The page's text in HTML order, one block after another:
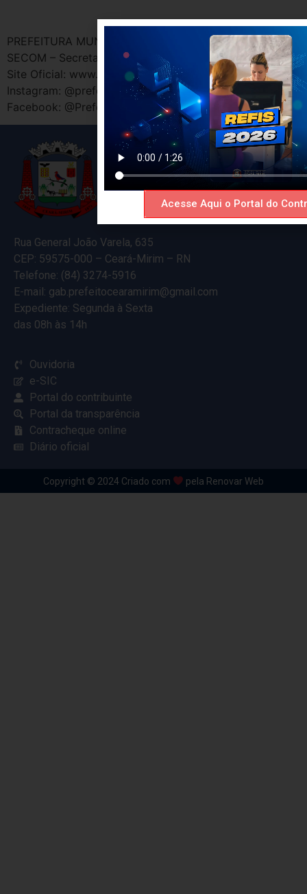
PREFEITURA MUNICIPAL DE CEARÁ-MIRIM / RN
SECOM – Secretaria Municipal de Comunicação Social
Site Oficial: www.cearamirim.rn.gov.br
Instagram: @prefeituracearamirim
Facebook: @PrefeituradeCeará-Mirim
Rua General João Varela, 635
CEP: 59575-000 – Ceará-Mirim – RN
Telefone: (84) 3274-5916
E-mail: gab.prefeitocearamirim@gmail.com
Expediente: Segunda à Sexta
das 08h às 14h
Ouvidoria
e-SIC
Portal do contribuinte
Portal da transparência
Contracheque online
Diário oficial
Copyright © 2024 Criado com pela Renovar Web
Acesse Aqui o Portal do